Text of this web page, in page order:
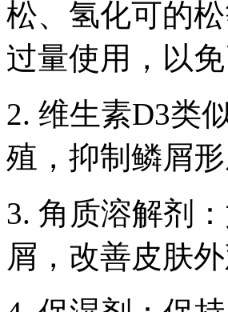
松、氢化可的
过量使用，以
2. 维生素D3类
殖，抑制鳞屑
3. 角质溶解剂
屑，改善皮肤外